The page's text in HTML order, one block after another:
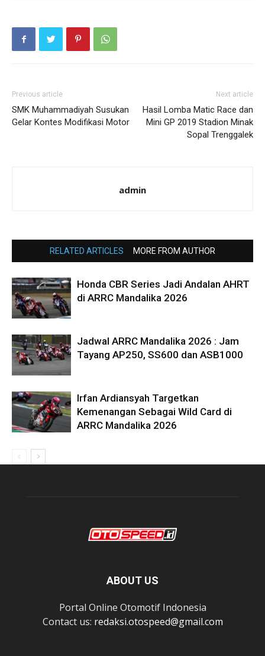
Previous article
SMK Muhammadiyah Susukan
Gelar Kontes Modifikasi Motor
Next article
Hasil Lomba Matic Race dan
Mini GP 2019 Stadion Minak
Sopal Trenggalek
admin
RELATED ARTICLES MORE FROM AUTHOR
Honda CBR Series Jadi Andalan AHRT
di ARRC Mandalika 2026
Jadwal ARRC Mandalika 2026 : Jam
Tayang AP250, SS600 dan ASB1000
Irfan Ardiansyah Targetkan
Kemenangan Sebagai Wild Card di
ARRC Mandalika 2026
ABOUT US
Portal Online Otomotif Indonesia
Contact us: redaksi.otospeed@gmail.com